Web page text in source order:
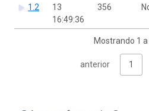
1.2
13
16:49:36
356
Mostrando 1
anterior 1